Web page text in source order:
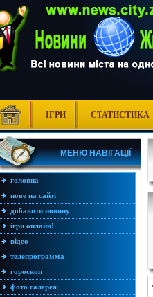
ІГРИ СТАТИСТИКА
МЕНЮ НАВІГАЦІЇ
головна
нове на сайті
добавити новину
ігри онлайн!
відео
телепрограмма
гороскоп
фото галерея